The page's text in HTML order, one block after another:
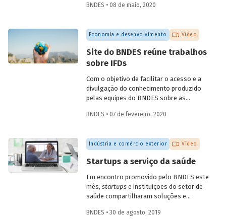
por especialistas da área de saúde, em
quarta, dia 6 de maio. A conversa,
transmitida pelo YouTube do Banco,
contou com participações do
coordenador de ações de prospecção da
Fiocruz, Carlos Gadelha, do diretor-
adjunto da Organização Pan-Americana
de Saúde (Opas), Jarbas Barbosa, e com o
presidente do Fórum Inovação Saúde,
Josier Vilar.
BNDES • 08 de maio, 2020
Economia e desenvolvimento Vídeo
Site do BNDES reúne trabalhos
sobre IFDs
Com o objetivo de facilitar o acesso e a
divulgação do conhecimento produzido
pelas equipes do BNDES sobre as
desenvolvimento (IFD), todos os artigos
reunidos em uma única seção especial do
site do Banco.
BNDES • 07 de fevereiro, 2020
Indústria e comércio exterior Vídeo
Startups a serviço da saúde
Em encontro promovido pelo BNDES este
mês, startupse instituições do setor de
saúde compartilharam soluções e
presença de mais de dez startups e de 15
BNDES • 30 de agosto, 2019